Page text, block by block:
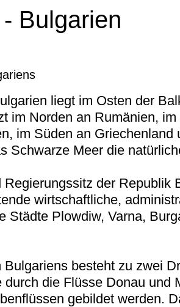
Bulgarien
liegt im Osten der
im Norden an Rumänien,
im Süden an Griechenland
Schwarze Meer die
Regierungssitz der Republik
wirtschaftliche,
Städte Plowdiw, Varna,
Bulgariens besteht zu zwei
durch die Flüsse Donau und
gebildet werden.